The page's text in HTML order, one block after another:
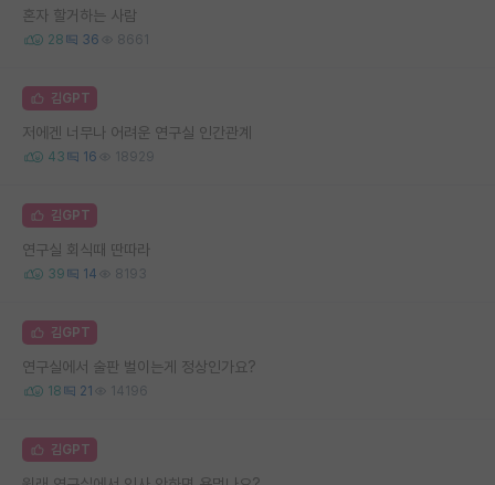
혼자 할거하는 사람
28 36 8661
김GPT
저에겐 너무나 어려운 연구실 인간관계
43 16 18929
김GPT
연구실 회식때 딴따라
39 14 8193
김GPT
연구실에서 술판 벌이는게 정상인가요?
18 21 14196
김GPT